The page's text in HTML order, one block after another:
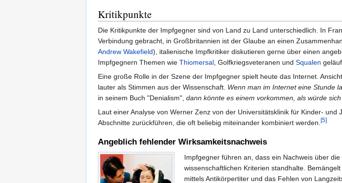
Kritikpunkte
Die Kritikpunkte der Impfgegner sind von Land zu Land unterschiedlich. In
Verbindung gebracht, in Großbritannien ist der Glaube an einen
Andrew Wakefield), italienische Impfkritiker diskutieren gerne über einen
Impfgegnern Themen wie Thiomersal, Golfkriegsveteranen und Squalen
Eine große Rolle in der Szene der Impfgegner spielt heute das Internet.
lauter als Stimmen aus der Wissenschaft. Wenn man im Internet eine Stunde
in seinem Buch "Denialism", dann könnte es einem vorkommen, als würde
Laut einer Analyse von Werner Zenz von der Universitätsklinik für Kinder-
Abschnitte zurückführen, die oft beliebig miteinander kombiniert werden.[5]
Angeblich fehlender Wirksamkeitsnachweis
Impfgegner führen an, dass ein Nachweis über
wissenschaftlichen Kriterien standhalte.
mittels Antikörpertiter und das Fehlen von